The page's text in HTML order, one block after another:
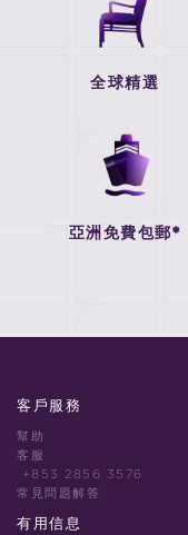
全球精選
亞洲免費包郵*
客戶服務
幫助
客服
+853 2856 3576
常見問題解答
有用信息